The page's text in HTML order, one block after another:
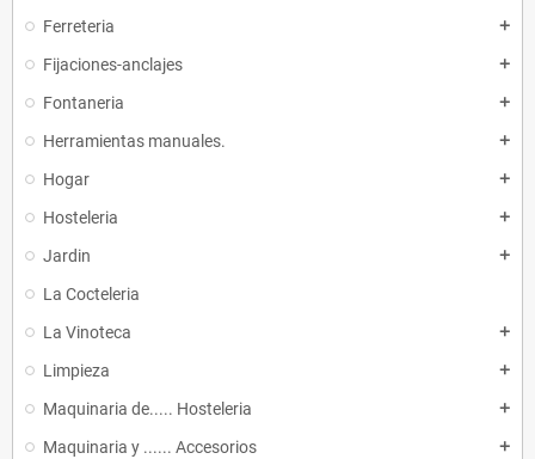
Ferreteria add
Fijaciones-anclajes add
Fontaneria add
Herramientas manuales. add
Hogar add
Hosteleria add
Jardin add
La Cocteleria
La Vinoteca
add
Limpieza add
Maquinaria de..... Hosteleria add
Maquinaria y ...... Accesorios add